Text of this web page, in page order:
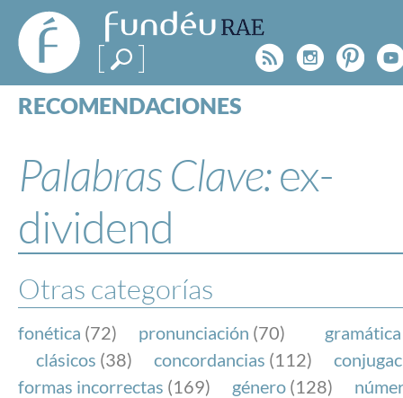
FundéuRAE
- Fundación
del Español
Urgente
Rss
RECOMENDACIONES
ESPECIALES
BLOG
NOTICIAS
FundéuRAE es una fundación patrocinada por la
y la Real Academia Española, cuyo objetivo es
el buen uso del español en los medios de
Internet.
Palabras Clave:ex-
dividend
Otras categorías
fonética (72) pronunciación (70) gramática
clásicos (38) concordancias (112)
formas incorrectas (169) género (128)